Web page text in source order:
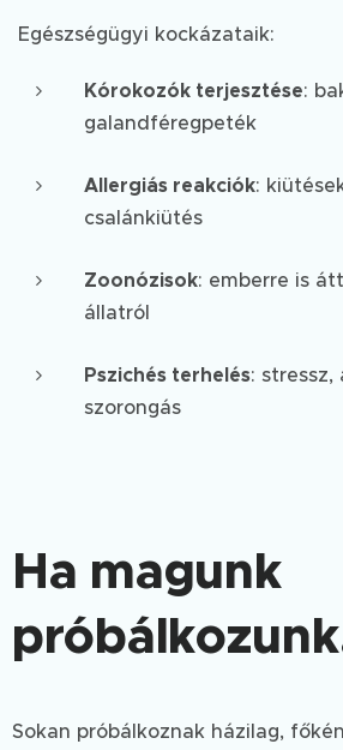
Egészségügyi kockázataik:
Kórokozók terjesztése:
galandféregpeték
Allergiás reakciók:
csalánkiütés
Zoonózisok: emberre is
állatról
Pszichés terhelés: stressz,
szorongás
Ha magunk
Sokan próbálkoznak házilag,